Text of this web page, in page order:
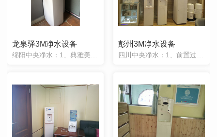
龙泉驿3M净水设备 彭州3M净水设备